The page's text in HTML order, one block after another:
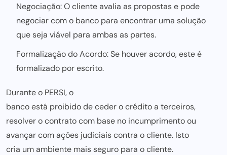
Negociação: O cliente avalia as propostas e pode
negociar com o banco para encontrar uma solução
que seja viável para ambas as partes.
Formalização do Acordo: Se houver acordo, este é
formalizado por escrito.
Durante o PERSI, o
banco está proibido de ceder o créditoa terceiros,
resolver o contrato com base no incumprimento ou
avançar com ações judiciais contra o cliente. Isto
cria um ambiente mais seguro para o cliente.